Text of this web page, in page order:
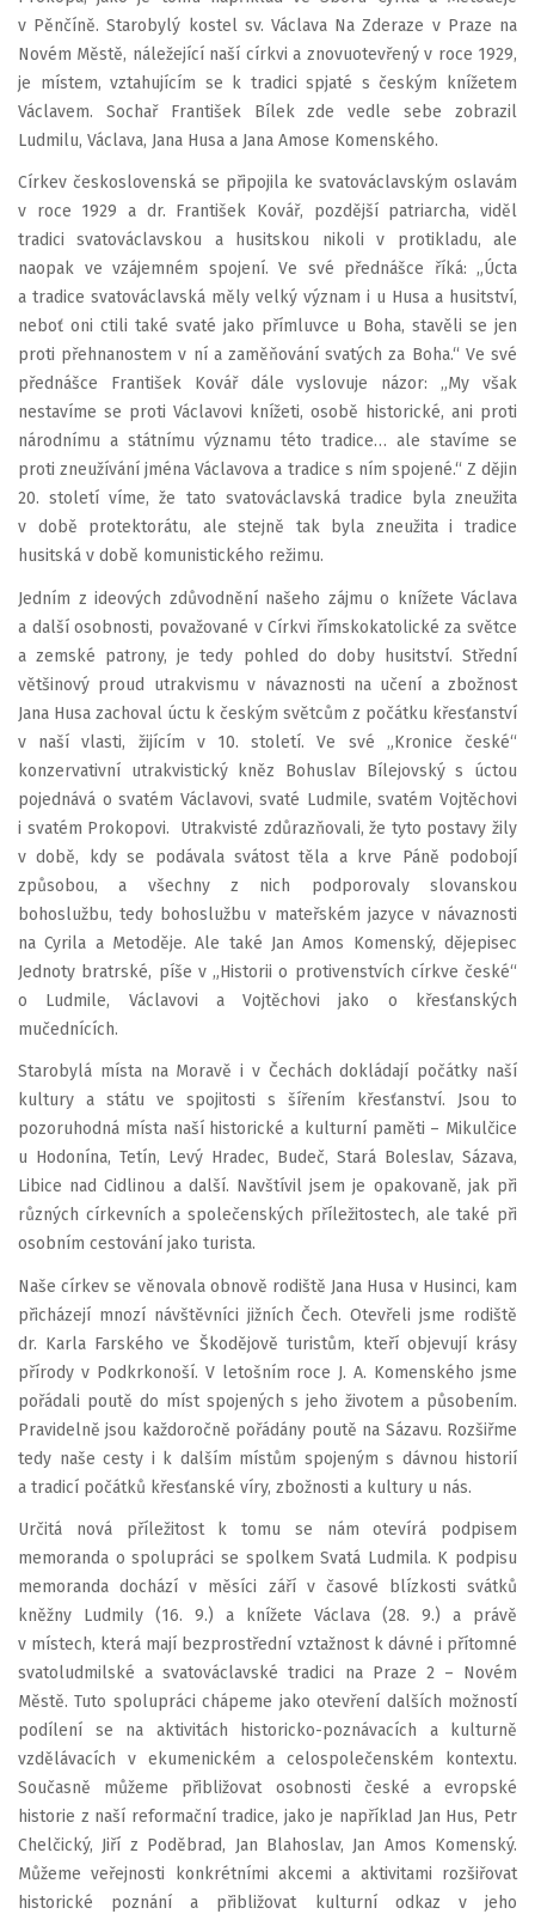
v Pěnčíně. Starobylý kostel sv. Václava Na Zderaze v Praze na
Novém Městě, náležející naší církvi a znovuotevřený v roce 1929,
je místem, vztahujícím se k tradici spjaté s českým knížetem
Václavem. Sochař František Bílek zde vedle sebe zobrazil
Ludmilu, Václava, Jana Husa a Jana Amose Komenského.
Církev československá se připojila ke svatováclavským oslavám
v roce 1929 a dr. František Kovář, pozdější patriarcha, viděl
tradici svatováclavskou a husitskou nikoli v protikladu, ale
naopak ve vzájemném spojení. Ve své přednášce říká: „Úcta
a tradice svatováclavská měly velký význam i u Husa a husitství,
neboť oni ctili také svaté jako přímluvce u Boha, stavěli se jen
proti přehnanostem v ní a zaměňování svatých za Boha.“ Ve své
přednášce František Kovář dále vyslovuje názor: „My však
nestavíme se proti Václavovi knížeti, osobě historické, ani proti
národnímu a státnímu významu této tradice… ale stavíme se
proti zneužívání jména Václavova a tradice s ním spojené.“ Z dějin
20. století víme, že tato svatováclavská tradice byla zneužita
v době protektorátu, ale stejně tak byla zneužita i tradice
husitská v době komunistického režimu.
Jedním z ideových zdůvodnění našeho zájmu o knížete Václava
a další osobnosti, považované v Církvi římskokatolické za světce
a zemské patrony, je tedy pohled do doby husitství. Střední
většinový proud utrakvismu v návaznosti na učení a zbožnost
Jana Husa zachoval úctu k českým světcům z počátku křesťanství
v naší vlasti, žijícím v 10. století. Ve své „Kronice české“
konzervativní utrakvistický kněz Bohuslav Bílejovský s úctou
pojednává o svatém Václavovi, svaté Ludmile, svatém Vojtěchovi
i svatém Prokopovi. Utrakvisté zdůrazňovali, že tyto postavy žily
v době, kdy se podávala svátost těla a krve Páně podobojí
způsobou, a všechny z nich podporovaly slovanskou
bohoslužbu, tedy bohoslužbu v mateřském jazyce v návaznosti
na Cyrila a Metoděje. Ale také Jan Amos Komenský, dějepisec
Jednoty bratrské, píše v „Historii o protivenstvích církve české“
o Ludmile, Václavovi a Vojtěchovi jako o křesťanských
mučednících.
Starobylá místa na Moravě i v Čechách dokládají počátky naší
kultury a státu ve spojitosti s šířením křesťanství. Jsou to
pozoruhodná místa naší historické a kulturní paměti – Mikulčice
u Hodonína, Tetín, Levý Hradec, Budeč, Stará Boleslav, Sázava,
Libice nad Cidlinou a další. Navštívil jsem je opakovaně, jak při
různých církevních a společenských příležitostech, ale také při
osobním cestování jako turista.
Naše církev se věnovala obnově rodiště Jana Husa v Husinci, kam
přicházejí mnozí návštěvníci jižních Čech. Otevřeli jsme rodiště
dr. Karla Farského ve Škodějově turistům, kteří objevují krásy
přírody v Podkrkonoší. V letošním roce J. A. Komenského jsme
pořádali poutě do míst spojených s jeho životem a působením.
Pravidelně jsou každoročně pořádány poutě na Sázavu. Rozšiřme
tedy naše cesty i k dalším místům spojeným s dávnou historií
a tradicí počátků křesťanské víry, zbožnosti a kultury u nás.
Určitá nová příležitost k tomu se nám otevírá podpisem
memoranda o spolupráci se spolkem Svatá Ludmila. K podpisu
memoranda dochází v měsíci září v časové blízkosti svátků
kněžny Ludmily (16. 9.) a knížete Václava (28. 9.) a právě
v místech, která mají bezprostřední vztažnost k dávné i přítomné
svatoludmilské a svatováclavské tradici na Praze 2 – Novém
Městě. Tuto spolupráci chápeme jako otevření dalších možností
podílení se na aktivitách historicko-poznávacích a kulturně
vzdělávacích v ekumenickém a celospolečenském kontextu.
Současně můžeme přibližovat osobnosti české a evropské
historie z naší reformační tradice, jako je například Jan Hus, Petr
Chelčický, Jiří z Poděbrad, Jan Blahoslav, Jan Amos Komenský.
Můžeme veřejnosti konkrétními akcemi a aktivitami rozšiřovat
historické poznání a přibližovat kulturní odkaz v jeho